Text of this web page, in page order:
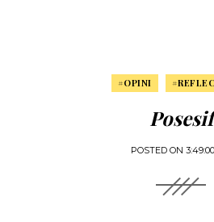
#OPINI
Posesif
POSTED ON